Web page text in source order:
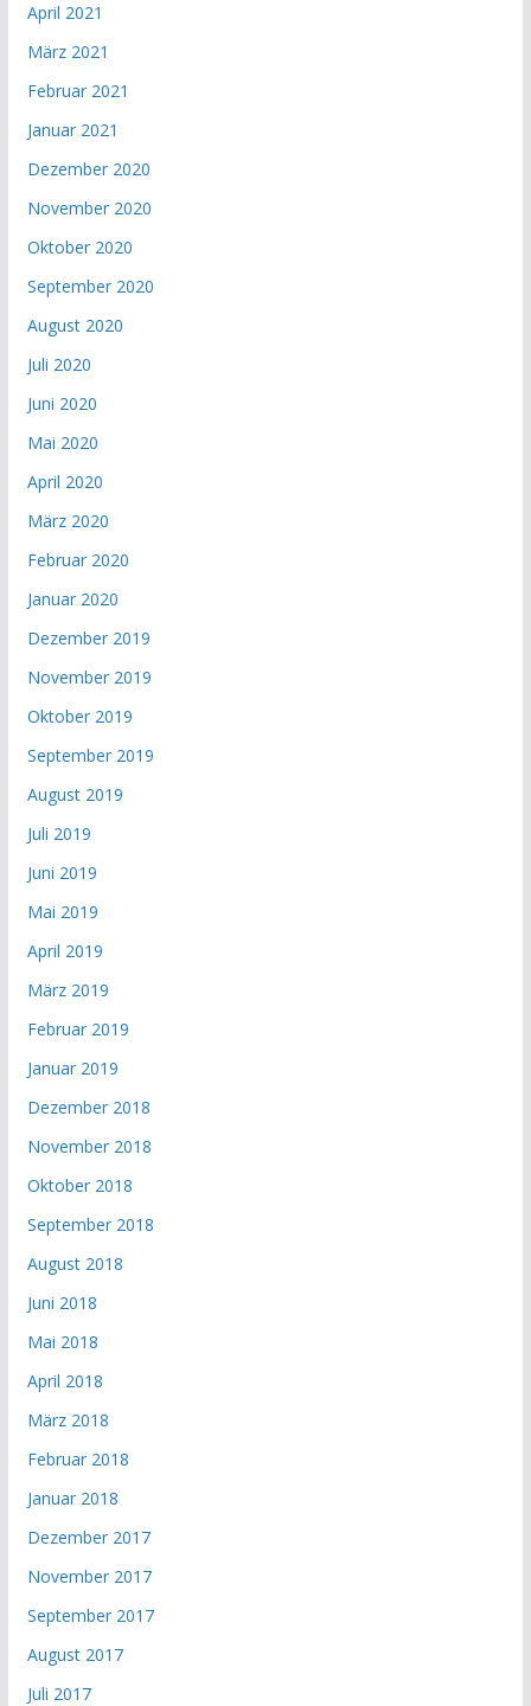
April 2021
März 2021
Februar 2021
Januar 2021
Dezember 2020
November 2020
Oktober 2020
September 2020
August 2020
Juli 2020
Juni 2020
Mai 2020
April 2020
März 2020
Februar 2020
Januar 2020
Dezember 2019
November 2019
Oktober 2019
September 2019
August 2019
Juli 2019
Juni 2019
Mai 2019
April 2019
März 2019
Februar 2019
Januar 2019
Dezember 2018
November 2018
Oktober 2018
September 2018
August 2018
Juni 2018
Mai 2018
April 2018
März 2018
Februar 2018
Januar 2018
Dezember 2017
November 2017
September 2017
August 2017
Juli 2017